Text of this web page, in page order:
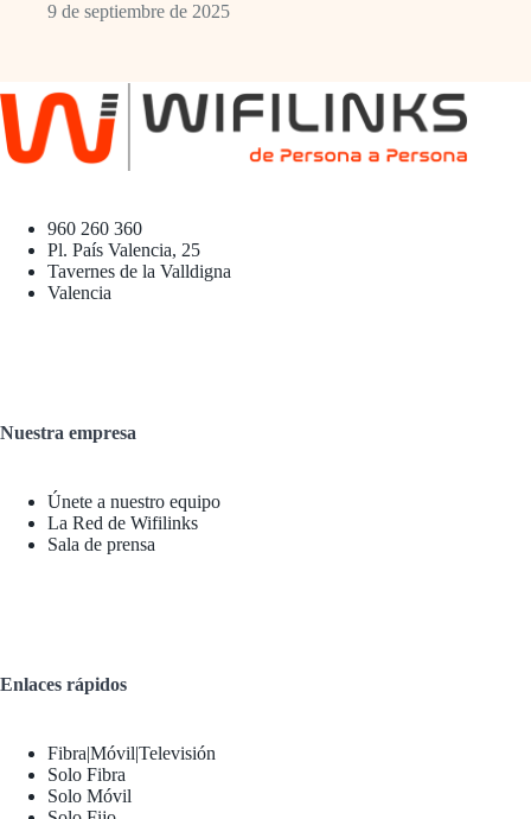
9 de septiembre de 2025
960 260 360
Pl. País Valencia, 25
Tavernes de la Valldigna
Valencia
Nuestra empresa
Únete a nuestro equipo
La Red de Wifilinks
Sala de prensa
Enlaces rápidos
Fibra|Móvil|Televisión
Solo Fibra
Solo Móvil